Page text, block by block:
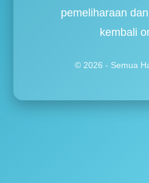
pemeliharaan
kembali
© 2026 - Semua